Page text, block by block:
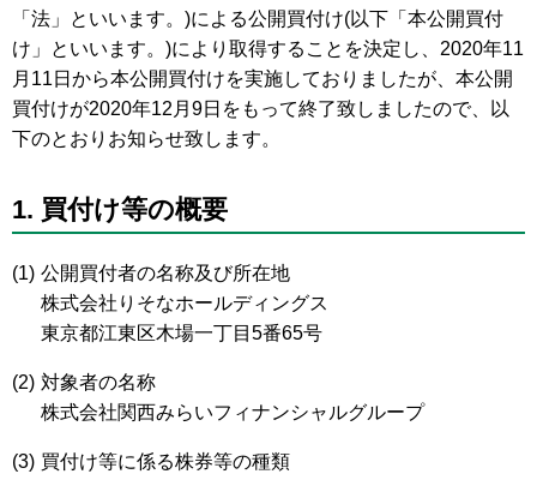
「法」といいます。)による公開買付け(以下「本公開買付
け」といいます。)により取得することを決定し、2020年11
月11日から本公開買付けを実施しておりましたが、本公開
買付けが2020年12月9日をもって終了致しましたので、以
下のとおりお知らせ致します。
1. 買付け等の概要
(1) 公開買付者の名称及び所在地
株式会社りそなホールディングス
東京都江東区木場一丁目5番65号
(2) 対象者の名称
株式会社関西みらいフィナンシャルグループ
(3) 買付け等に係る株券等の種類